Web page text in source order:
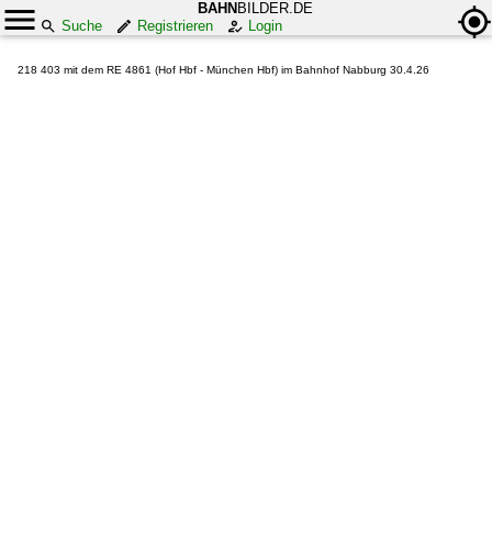
BAHN BILDER.DE
Suche
Registrieren Login
218 403 mit dem RE 4861 (Hof Hbf - München Hbf) im Bahnhof Nabburg 30.4.26